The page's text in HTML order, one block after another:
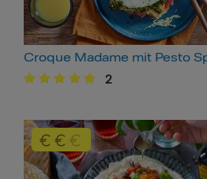
Croque Madame mit Pesto
2